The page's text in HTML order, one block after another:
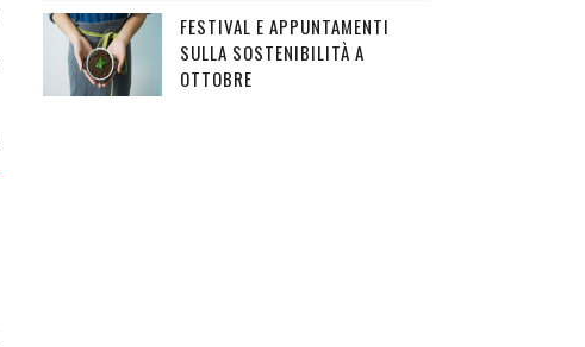
FESTIVAL E APPUNTAMENTI
SULLA SOSTENIBILITÀ A
OTTOBRE